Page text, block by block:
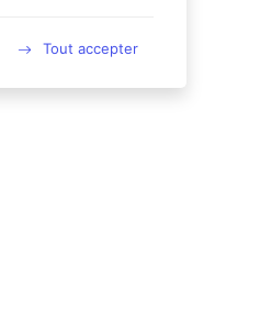
Tout accepter